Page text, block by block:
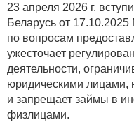
23 апреля 2026 г.
Беларусь от
по вопросам
ужесточает
деятельности,
юридическими
и запрещает займы в
физлицами.